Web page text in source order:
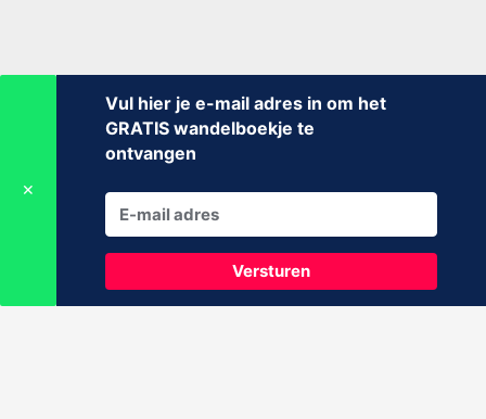
✕
Vul hier je e-mail adres in om het
GRATIS wandelboekje te
ontvangen
Versturen